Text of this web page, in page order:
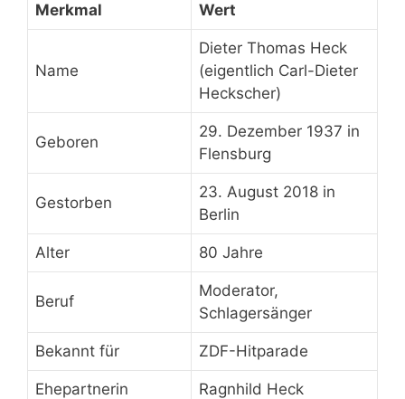
Merkmal Wert
Name
Dieter Thomas Heck
(eigentlich Carl-Dieter
Heckscher)
Geboren
29. Dezember 1937 in
Flensburg
Gestorben
23. August 2018 in
Berlin
Alter 80 Jahre
Beruf
Moderator,
Schlagersänger
Bekannt für ZDF-Hitparade
Ehepartnerin Ragnhild Heck